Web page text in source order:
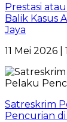
Prestasi
Balik Kasus
Jaya
11 Mei 2026
Satreskrim
Pencurian